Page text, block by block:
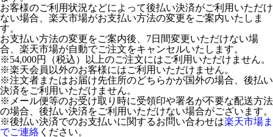
お客様のご利用状況などによって後払い決済がご利用いただけ
ない場合、楽天市場がお支払い方法の変更をご案内いたしま
す。
お支払い方法の変更をご案内後、7日間変更いただけない場
合、楽天市場が自動でご注文をキャンセルいたします。
※54,000円（税込）以上のご注文にはご利用いただけません。
※楽天会員以外のお客様にはご利用いただけません。
※注文者またはお届け先住所のどちらかが国外の場合、後払い
決済をご利用いただけません。
※メール便等のお受け取り時に受領印や署名が不要な配送方法
の場合、後払い決済をご利用いただけない場合がございます。
※後払い決済でのお支払いに関するお問い合わせは楽天市場ま
でご連絡 ください。